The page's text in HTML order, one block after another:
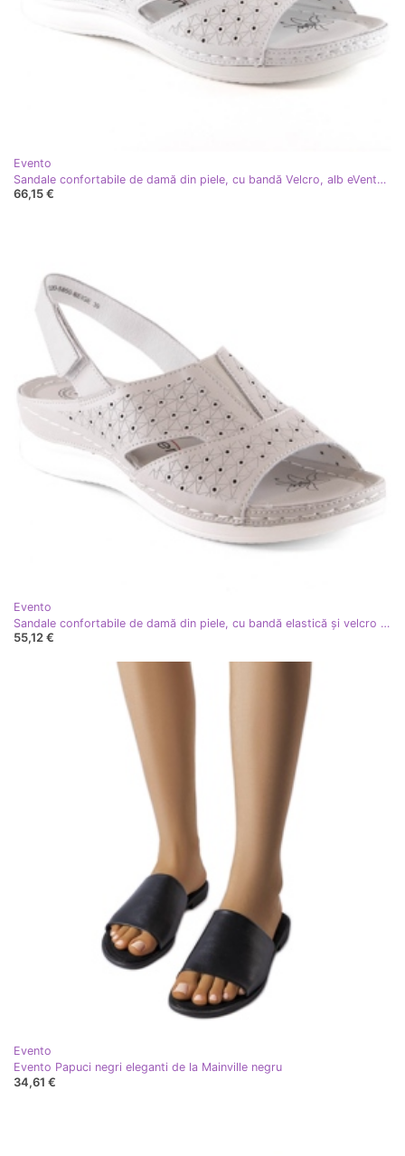
Evento
Sandale confortabile de damă din piele, cu bandă Velcro, alb eVento 5850
66,15 €
Evento
Sandale confortabile de damă din piele, cu bandă elastică și velcro bej eVento 5850
55,12 €
Evento
Evento Papuci negri eleganti de la Mainville negru
34,61 €